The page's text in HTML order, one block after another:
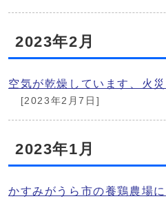
2023年2月
空気が乾燥しています、火
[2023年2月7日]
2023年1月
かすみがうら市の養鶏農場